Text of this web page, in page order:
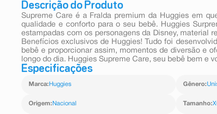
Descrição do Produto
Supreme Care é a Fralda premium da Huggies em
qualidade e conforto para o seu bebê. Huggies
estampadas com os personagens da Disney, material
Benefícios exclusivos de Huggies! Tudo foi
bebê e proporcionar assim, momentos de diversão e
longo do dia. Huggies Supreme Care, seu bebê bem e
Especificações
Marca: Huggies Gênero:
Origem: Nacional Tamanho: